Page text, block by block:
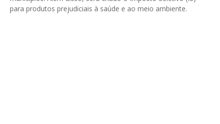
para produtos prejudiciais à saúde e ao meio ambiente.